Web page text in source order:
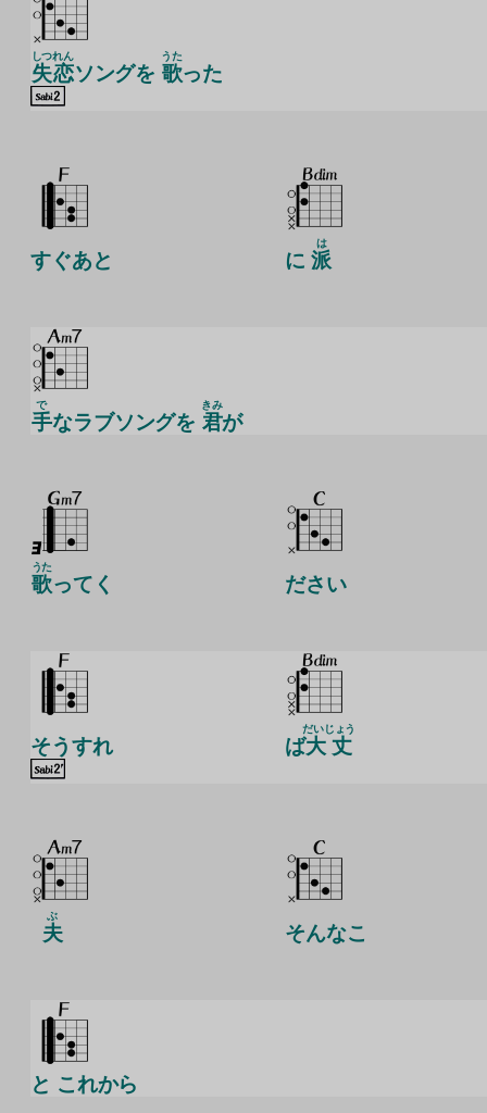
失
しつ
恋
れん
ソングを 歌
うた
った
すぐあと に派
は
手
で
なラブソングを 君
きみ
が
歌
うた
ってく ださい
そうすれ ば大丈
だいじょう
夫
ぶ
そんなこ
と これから